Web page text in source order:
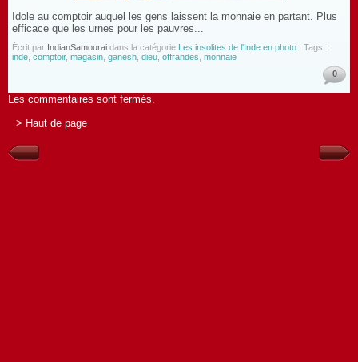
Idole au comptoir auquel les gens laissent la monnaie en partant. Plus
efficace que les urnes pour les pauvres...
Écrit par IndianSamourai dans la catégorie Les insolites de l'Inde en photo | Tags :
inde comptoir, magasin ganesh dieu offrandes monnaie
0
Les commentaires sont fermés.
> Haut de page